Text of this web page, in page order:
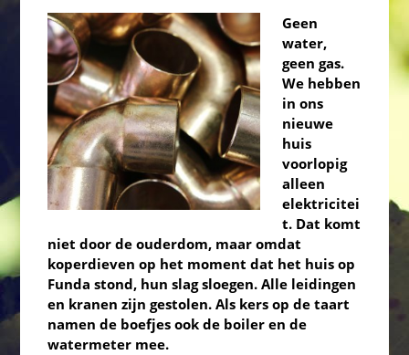
Geen
water,
geen gas.
We hebben
in ons
nieuwe
huis
voorlopig
alleen
elektricitei
t. Dat komt
niet door de ouderdom, maar omdat
koperdieven op het moment dat het huis op
Funda stond, hun slag sloegen. Alle leidingen
en kranen zijn gestolen. Als kers op de taart
namen de boefjes ook de boiler en de
watermeter mee.